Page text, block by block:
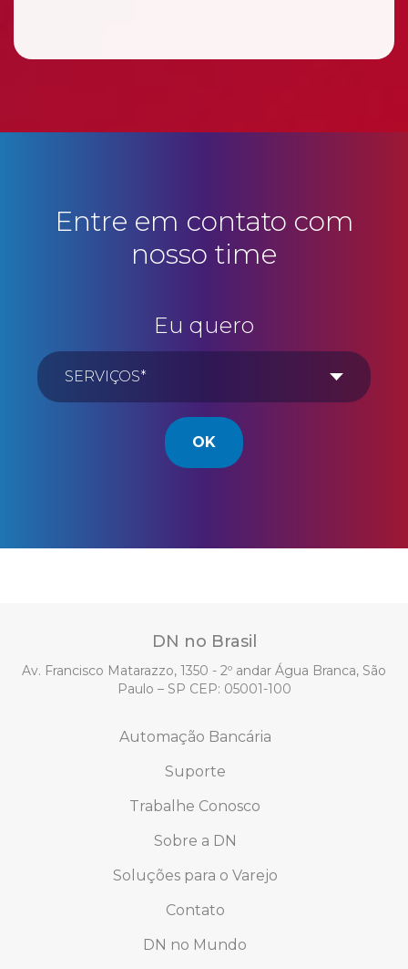
Entre em contato com
nosso time
Eu quero
OK
DN no Brasil
Av. Francisco Matarazzo, 1350 - 2º andar Água Branca, São
Paulo – SP CEP: 05001-100
Automação Bancária
Suporte
Trabalhe Conosco
Sobre a DN
Soluções para o Varejo
Contato
DN no Mundo